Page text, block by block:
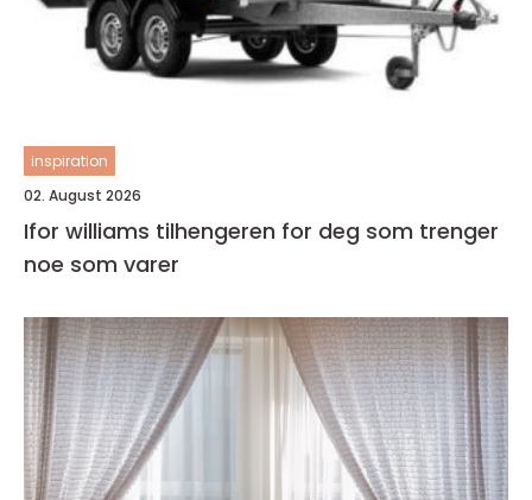
inspiration
02. August 2026
Ifor williams tilhengeren for deg som trenger
noe som varer